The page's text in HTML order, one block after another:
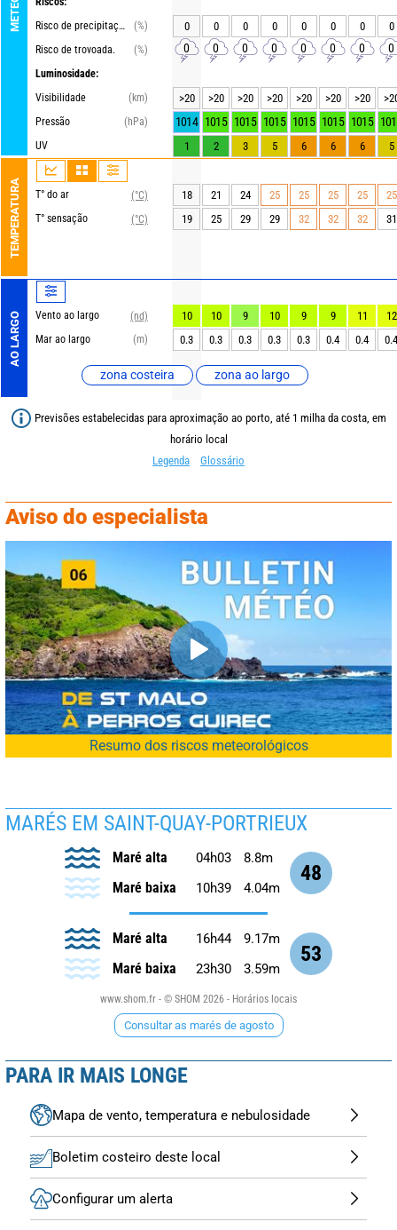
Risco de precipitações
(%)
Risco de trovoada.
(%)
Luminosidade:
Visibilidade
(km)
Pressão
(hPa)
UV
TEMPERATURA T° do ar
(°C)
T° sensação
(°C)
AO LARGO Vento ao largo
(nd)
Mar ao largo
(m)
zona costeira zona ao largo
0 0 0 0 0 0 0 0
0 0 0 0 0 0 0 0
>20 >20 >20 >20 >20 >20 >20
1014 1015 1015 1015 1015 1015 1015
1 2 3 5 6 6 6 5
18 21 24 25 25 25 25
25
19
25 29 29 32 32 32 31
10 10 9 10 9 9 11
12
0.3
0.3 0.3 0.3 0.3 0.4 0.4 0.4
Previsões estabelecidas para aproximação ao porto, até 1 milha da costa, em
horário local
Legenda
Glossário
Aviso do especialista
Resumo dos riscos meteorológicos
MARÉS EM SAINT-QUAY-PORTRIEUX
48
Maré alta 04h03 8.8m
Maré baixa 10h39 4.04m
53
Maré alta 16h44 9.17m
Maré baixa 23h30 3.59m
www.shom.fr - © SHOM 2026 - Horários locais
Consultar as marés de agosto
PARA IR MAIS LONGE
Mapa de vento, temperatura e nebulosidade
Boletim costeiro deste local
Configurar um alerta